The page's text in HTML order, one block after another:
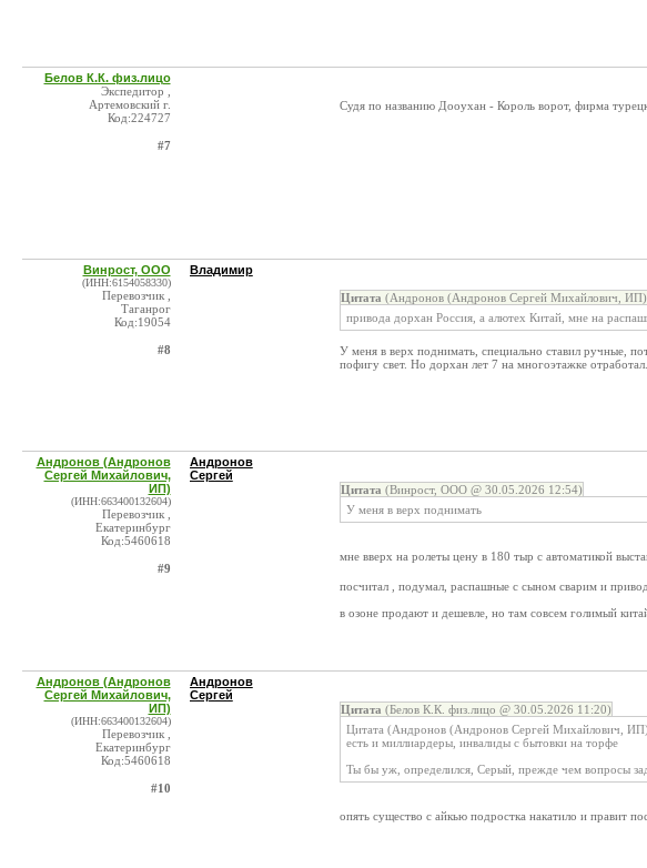
Белов К.К. физ.лицо
Экспедитор ,
Артемовский г.
Код:224727
#7
Судя по названию Дооухан - Король ворот, фирма
Винрост, ООО
(ИНН:6154058330)
Перевозчик ,
Таганрог
Код:19054
#8
Владимир
Цитата (Андронов (Андронов Сергей Михайлович,
привода дорхан Россия, а алютех Китай, мне на
У меня в верх поднимать, специально ставил ручные,
пофигу свет. Но дорхан лет 7 на многоэтажке отработал.
Андронов (Андронов
Сергей Михайлович,
ИП)
(ИНН:663400132604)
Перевозчик ,
Екатеринбург
Код:5460618
#9
Андронов
Сергей
Цитата (Винрост, ООО @ 30.05.2026 12:54)
У меня в верх поднимать
мне вверх на ролеты цену в 180 тыр с автоматикой
посчитал , подумал, распашные с сыном сварим и
в озоне продают и дешевле, но там совсем голимый
Андронов (Андронов
Сергей Михайлович,
ИП)
(ИНН:663400132604)
Перевозчик ,
Екатеринбург
Код:5460618
#10
Андронов
Сергей
Цитата (Белов К.К. физ.лицо @ 30.05.2026 11:20)
Цитата (Андронов (Андронов Сергей Михайлович,
есть и миллиардеры, инвалиды с бытовки на торфе
Ты бы уж, определился, Серый, прежде чем вопросы
опять существо с айкью подростка накатило и правит